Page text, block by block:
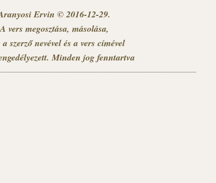
Ervin © 2016-12-29.
A vers megosztása, másolása,
szerző nevével és a vers címével
Minden jog fenntartva